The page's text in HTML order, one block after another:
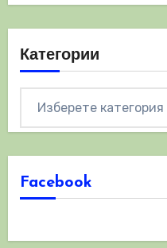
Категории
Facebook